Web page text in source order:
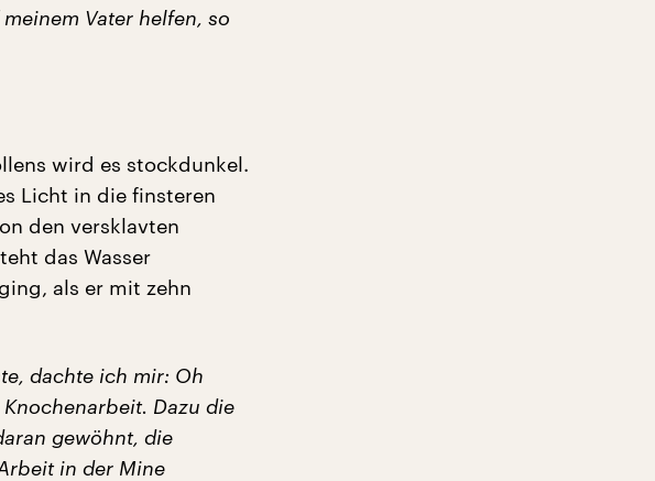
Vater helfen, so
wird es stockdunkel.
Licht in die finsteren
den versklavten
das Wasser
als er mit zehn
dachte ich mir: Oh
Dazu die
gewöhnt, die
in der Mine